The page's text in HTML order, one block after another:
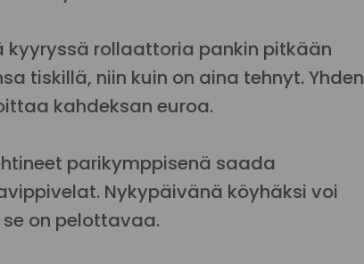
kyyryssä rollaattoria pankin pitkään
tiskillä, niin kuin on aina tehnyt. Yhden
kahdeksan euroa.
parikymppisenä saada
Nykypäivänä köyhäksi voi
on pelottavaa.